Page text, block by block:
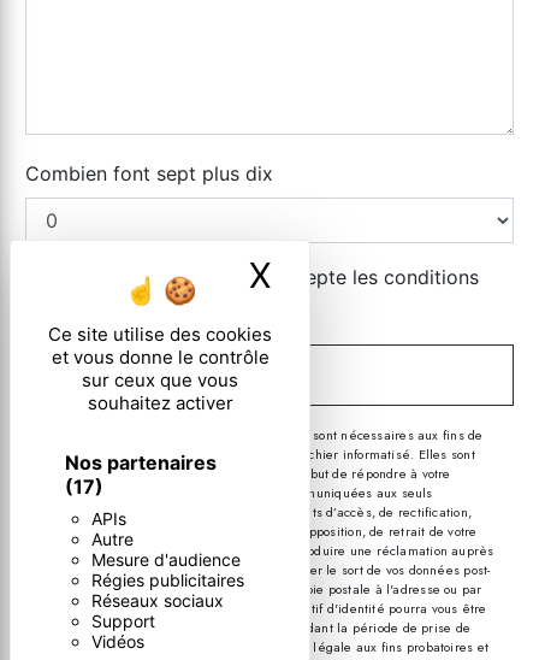
Ce site utilise des cookies
et vous donne le contrôle
sur ceux que vous
souhaitez activer
Nos partenaires
(17)
APIs
Autre
Mesure d'audience
Régies publicitaires
Réseaux sociaux
Support
Vidéos
X Masquer le
Combien font sept plus dix
En cochant cette case, j'accepte les conditions
particulières ci-dessous **
ENVOYER
** Les données personnelles communiquées sont nécessaires aux fins de
vous contacter et sont enregistrées dans un fichier informatisé. Elles sont
destinées à et ses sous-traitants dans le seul but de répondre à votre
message. Les données collectées seront communiquées aux seuls
destinataires suivants: . Vous disposez de droits d’accès, de rectification,
d’effacement, de portabilité, de limitation, d’opposition, de retrait de votre
consentement à tout moment et du droit d’introduire une réclamation auprès
d’une autorité de contrôle, ainsi que d’organiser le sort de vos données post-
mortem. Vous pouvez exercer ces droits par voie postale à l'adresse ou par
courrier électronique à l'adresse . Un justificatif d'identité pourra vous être
demandé. Nous conservons vos données pendant la période de prise de
contact puis pendant la durée de prescription légale aux fins probatoires et